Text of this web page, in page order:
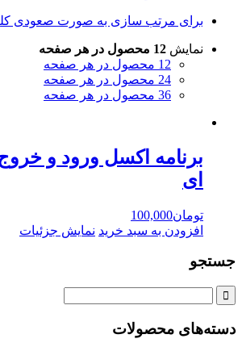
برای مرتب سازی به صورت صعودی
نمایش 12 محصول در هر صفحه
12 محصول در هر صفحه
24 محصول در هر صفحه
36 محصول در هر صفحه
برنامه اکسل ورود و
ای
تومان100,000
افزودن به سبد خرید نمایش جزئیات
جستجو
دسته‌های محصولات